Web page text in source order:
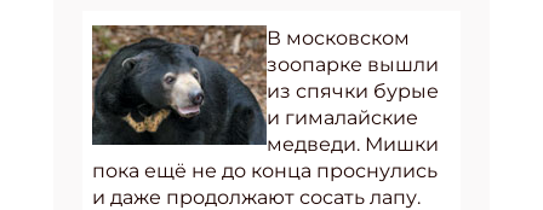
В московском
зоопарке вышли
из спячки бурые
и гималайские
медведи. Мишки
пока ещё не до конца проснулись
и даже продолжают сосать лапу.